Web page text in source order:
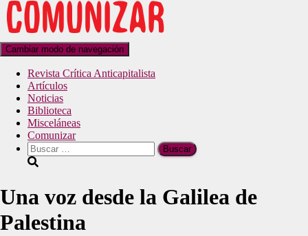
Cambiar modo de navegación
Revista Crítica Anticapitalista
Artículos
Noticias
Biblioteca
Misceláneas
Comunizar
Una voz desde la Galilea de
Palestina